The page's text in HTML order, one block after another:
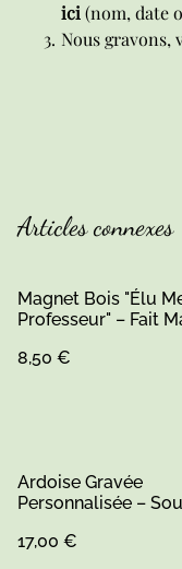
ici (nom, date
Nous gravons,
Articles connexes
Magnet Bois "Élu
Professeur" – Fait
8,50 €
Ardoise Gravée
Personnalisée –
commence"
17,00 €